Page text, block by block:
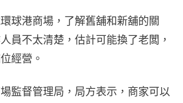
球港商場，了解舊舖和新舖的關
員不太清楚，估計可能換了老闆，
經營。
監督管理局，局方表示，商家可以